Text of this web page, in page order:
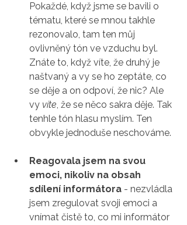
Pokaždé, když jsme se bavili o
tématu, které se mnou takhle
rezonovalo, tam ten můj
ovlivněný tón ve vzduchu byl.
Znáte to, když víte, že druhý je
naštvaný a vy se ho zeptáte, co
se děje a on odpoví, že nic? Ale
vy víte, že se něco sakra děje. Tak
tenhle tón hlasu myslím. Ten
obvykle jednoduše neschováme.
Reagovala jsem na svou
emoci, nikoliv na obsah
sdílení informátora - nezvládla
jsem zregulovat svoji emoci a
vnímat čistě to, co mi informátor